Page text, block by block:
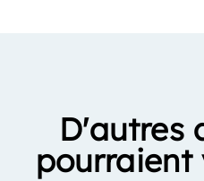
D'autres
pourraient